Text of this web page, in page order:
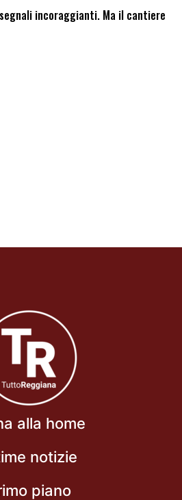
incoraggianti. Ma il cantiere
alla home
notizie
piano